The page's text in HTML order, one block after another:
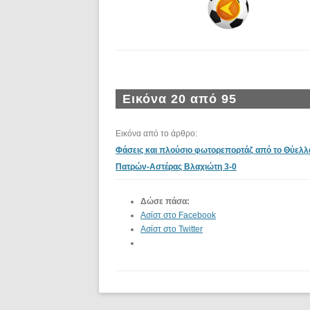
Εικόνα 20 από 95
Εικόνα από το άρθρο:
Φάσεις και πλούσιο φωτορεπορτάζ από το
Πατρών-Αστέρας Βλαχιώτη 3-0
Δώσε πάσα:
Ασίστ στο Facebook
Ασίστ στο Twitter